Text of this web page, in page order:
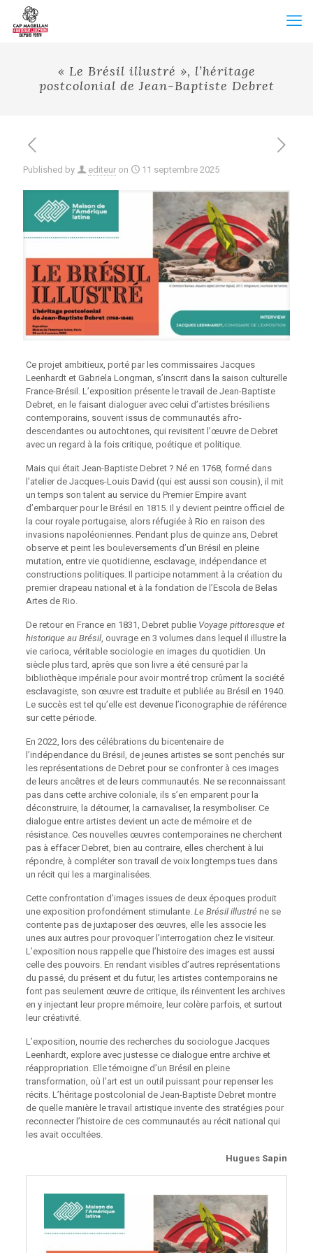
« Le Brésil illustré », l’héritage
postcolonial de Jean-Baptiste Debret
Published by editeur on 11 septembre 2025
Ce projet ambitieux, porté par les commissaires Jacques
Leenhardt et Gabriela Longman, s’inscrit dans la saison culturelle
France-Brésil. L’exposition présente le travail de Jean-Baptiste
Debret, en le faisant dialoguer avec celui d’artistes brésiliens
contemporains, souvent issus de communautés afro-
descendantes ou autochtones, qui revisitent l’œuvre de Debret
avec un regard à la fois critique, poétique et politique.
Mais qui était Jean-Baptiste Debret ? Né en 1768, formé dans
l’atelier de Jacques-Louis David (qui est aussi son cousin), il mit
un temps son talent au service du Premier Empire avant
d’embarquer pour le Brésil en 1815. Il y devient peintre officiel de
la cour royale portugaise, alors réfugiée à Rio en raison des
invasions napoléoniennes. Pendant plus de quinze ans, Debret
observe et peint les bouleversements d’un Brésil en pleine
mutation, entre vie quotidienne, esclavage, indépendance et
constructions politiques. Il participe notamment à la création du
premier drapeau national et à la fondation de l’Escola de Belas
Artes de Rio.
De retour en France en 1831, Debret publie Voyage pittoresque et
historique au Brésil, ouvrage en 3 volumes dans lequel il illustre la
vie carioca, véritable sociologie en images du quotidien. Un
siècle plus tard, après que son livre a été censuré par la
bibliothèque impériale pour avoir montré trop crûment la société
esclavagiste, son œuvre est traduite et publiée au Brésil en 1940.
Le succès est tel qu’elle est devenue l’iconographie de référence
sur cette période.
En 2022, lors des célébrations du bicentenaire de
l’indépendance du Brésil, de jeunes artistes se sont penchés sur
les représentations de Debret pour se confronter à ces images
de leurs ancêtres et de leurs communautés. Ne se reconnaissant
pas dans cette archive coloniale, ils s’en emparent pour la
déconstruire, la détourner, la carnavaliser, la resymboliser. Ce
dialogue entre artistes devient un acte de mémoire et de
résistance. Ces nouvelles œuvres contemporaines ne cherchent
pas à effacer Debret, bien au contraire, elles cherchent à lui
répondre, à compléter son travail de voix longtemps tues dans
un récit qui les a marginalisées.
Cette confrontation d’images issues de deux époques produit
une exposition profondément stimulante. Le Brésil illustréne se
contente pas de juxtaposer des œuvres, elle les associe les
unes aux autres pour provoquer l’interrogation chez le visiteur.
L’exposition nous rappelle que l’histoire des images est aussi
celle des pouvoirs. En rendant visibles d’autres représentations
du passé, du présent et du futur, les artistes contemporains ne
font pas seulement œuvre de critique, ils réinventent les archives
en y injectant leur propre mémoire, leur colère parfois, et surtout
leur créativité.
L’exposition, nourrie des recherches du sociologue Jacques
Leenhardt, explore avec justesse ce dialogue entre archive et
réappropriation. Elle témoigne d’un Brésil en pleine
transformation, où l’art est un outil puissant pour repenser les
récits. L’héritage postcolonial de Jean-Baptiste Debret montre
de quelle manière le travail artistique invente des stratégies pour
reconnecter l’histoire de ces communautés au récit national qui
les avait occultées.
Hugues Sapin